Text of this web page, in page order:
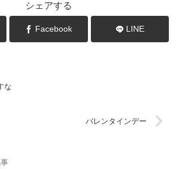
シェアする
Facebook LINE
な
バレンタインデー